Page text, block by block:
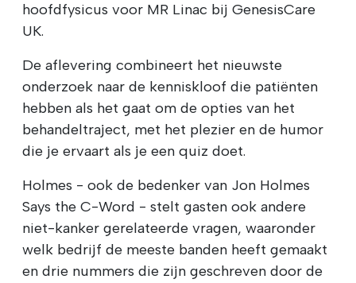
hoofdfysicus voor MR Linac bij GenesisCare
UK.
De aflevering combineert het nieuwste
onderzoek naar de kenniskloof die patiënten
hebben als het gaat om de opties van het
behandeltraject, met het plezier en de humor
die je ervaart als je een quiz doet.
Holmes - ook de bedenker van Jon Holmes
Says the C-Word - stelt gasten ook andere
niet-kanker gerelateerde vragen, waaronder
welk bedrijf de meeste banden heeft gemaakt
en drie nummers die zijn geschreven door de